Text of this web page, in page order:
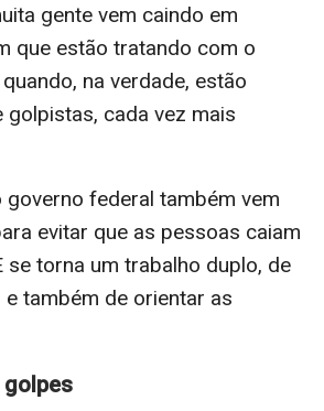
gente vem caindo em
que estão tratando com o
na verdade, estão
golpistas, cada vez mais
governo federal também vem
evitar que as pessoas caiam
se torna um trabalho duplo, de
também de orientar as
golpes